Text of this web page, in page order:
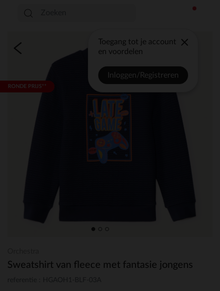
Toegang tot je account
en voordelen
Inloggen/Registreren
RONDE PRIJS**
Sweatshirt van fleece met fantasie jongens